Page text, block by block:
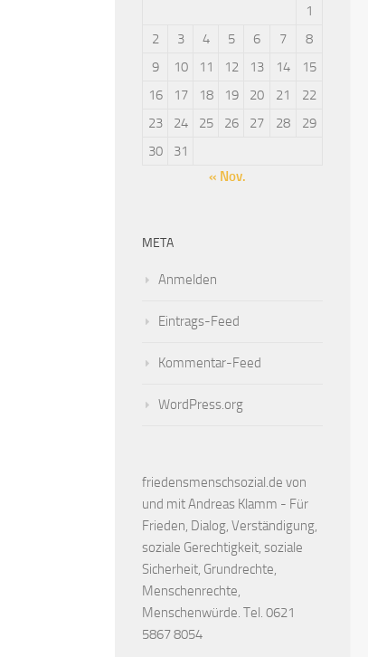
1
2
3 4 5 6 7
8
9
10 11 12 13 14
15
16
17 18 19 20 21
22
23
24 25 26 27 28
29
30
31
« Nov.
META
Anmelden
Eintrags-Feed
Kommentar-Feed
WordPress.org
friedensmenschsozial.de von
und mit Andreas Klamm - Für
Frieden, Dialog, Verständigung,
soziale Gerechtigkeit, soziale
Sicherheit, Grundrechte,
Menschenrechte,
Menschenwürde. Tel. 0621
5867 8054